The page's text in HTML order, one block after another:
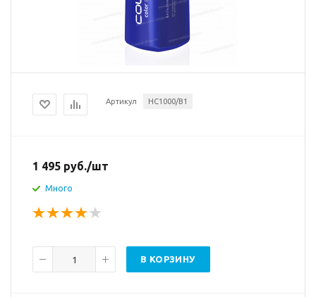
Артикул HC1000/B1
1 495 руб./шт
Много
В КОРЗИНУ